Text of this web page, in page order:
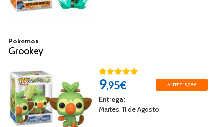
Pokemon
Grookey
9,95€ ANTES 15,95€
Entrega:
Martes, 11 de Agosto